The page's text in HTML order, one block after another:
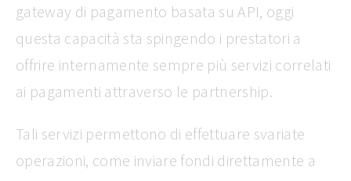
gateway di pagamento basata su API, oggi
questa capacità sta spingendo i prestatori a
offrire internamente sempre più servizi correlati
ai pagamenti attraverso le partnership.
Tali servizi permettono di effettuare svariate
operazioni, come inviare fondi direttamente a